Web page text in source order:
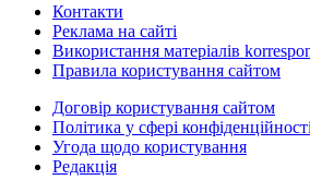
Контакти
Реклама на сайті
Використання матеріалів
Правила користування сайтом
Договір користування сайтом
Політика у сфері
Угода щодо користування
Редакція